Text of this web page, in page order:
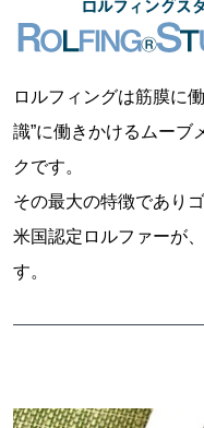
ロルフィングは筋膜に
識”に働きかけるムーブ
クです。
その最大の特徴であり
米国認定ロルファーが
す。